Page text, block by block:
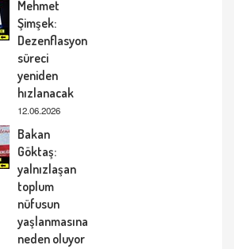
Mehmet
Şimşek:
Dezenflasyon
süreci
yeniden
hızlanacak
12.06.2026
Bakan
Göktaş:
yalnızlaşan
toplum
nüfusun
yaşlanmasına
neden oluyor